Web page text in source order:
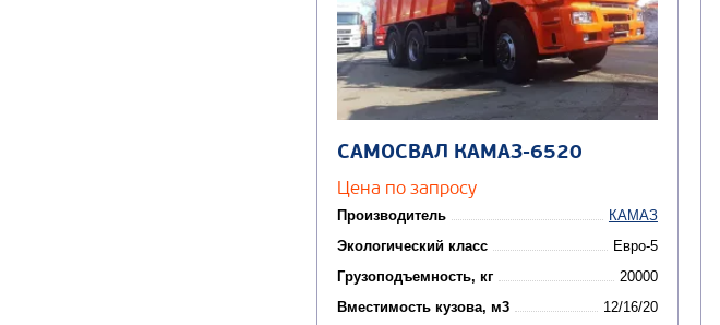
САМОСВАЛ КАМАЗ-6520
Цена по запросу
Производитель
КАМАЗ
Экологический класс
Евро-5
Грузоподъемность, кг
20000
Вместимость кузова, м3
12/16/20